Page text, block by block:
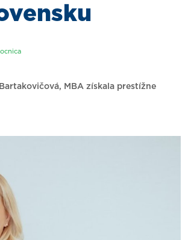
MBA získala prestížne